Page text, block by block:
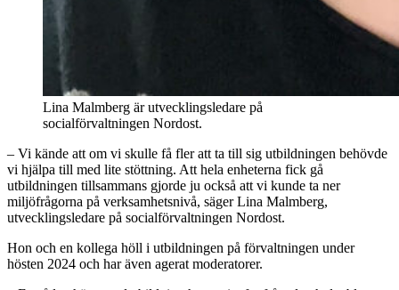
Lina Malmberg är utvecklingsledare på
socialförvaltningen Nordost.
– Vi kände att om vi skulle få fler att ta till sig utbildningen behövde
vi hjälpa till med lite stöttning. Att hela enheterna fick gå
utbildningen tillsammans gjorde ju också att vi kunde ta ner
miljöfrågorna på verksamhetsnivå, säger Lina Malmberg,
utvecklingsledare på socialförvaltningen Nordost.
Hon och en kollega höll i utbildningen på förvaltningen under
hösten 2024 och har även agerat moderatorer.